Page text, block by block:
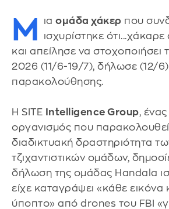
Μ ια ομάδα χάκερ που
ισχυρίστηκε
και απείλησε να στοχοποιήσει
2026 (11/6-19/7), δήλωσε (12/
παρακολούθησης.
Η SITE Intelligence Group, ένας
οργανισμός που
διαδικτυακή δραστηριότητα
τζιχαντιστικών ομάδων,
δήλωση της ομάδας Handala
είχε καταγράψει «κάθε εικόνα
ύποπτο» από drones του FBI